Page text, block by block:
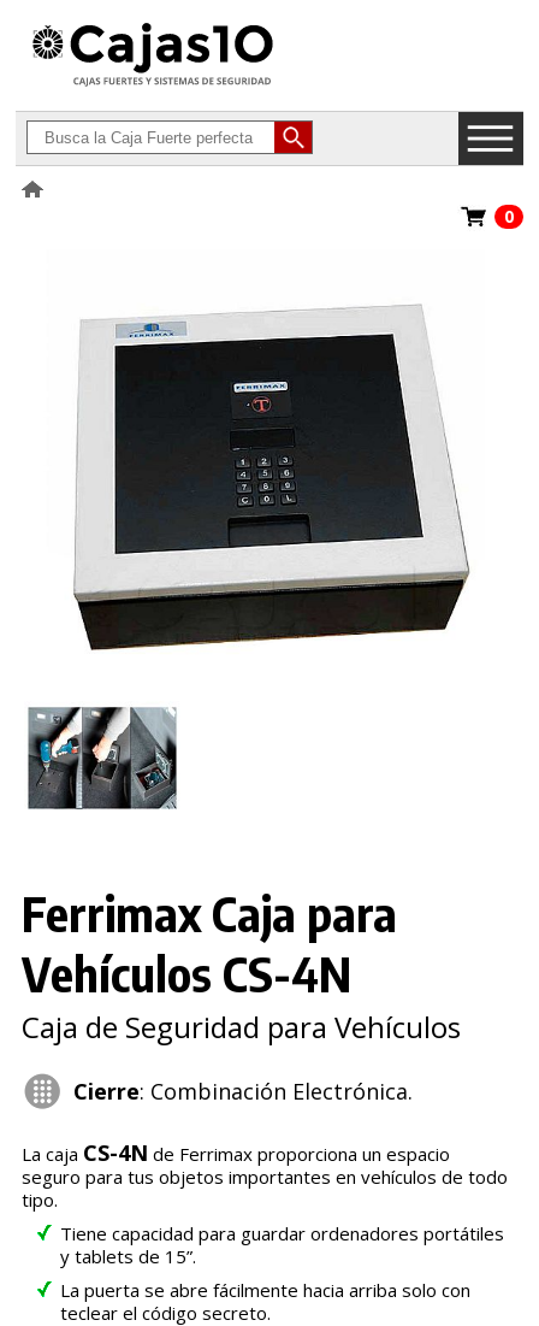
Ferrimax Caja para Vehículos 0
Ferrimax Caja para
Vehículos CS-4N
Caja de Seguridad para Vehículos
Cierre: Combinación Electrónica.
La caja CS-4N de Ferrimax proporciona un espacio
seguro para tus objetos importantes en vehículos de todo
tipo.
Tiene capacidad para guardar ordenadores portátiles
y tablets de 15”.
La puerta se abre fácilmente hacia arriba solo con
teclear el código secreto.